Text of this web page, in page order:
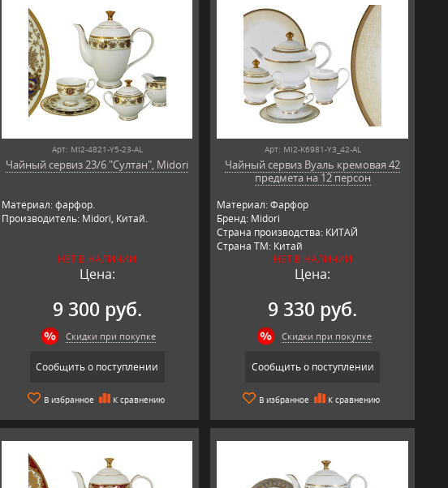
Арт: MI2-4821-Y5-23-AL
Чайный сервиз 23/6 "Султан", Midori
Материал: фарфор.
Производитель: Midori, Китай.
НЕТ В НАЛИЧИИ
Цена:
9 300 руб.
Скидки при покупке
Сообщить о поступлении
В избранное К сравнению
Арт: MI2-K6981-Y3_42-AL
Чайный сервиз Вуаль кремовая 42
предмета на 12 персон
Материал: Фарфор
Бренд: Midori
Страна производства: КИТАЙ
Страна ТМ: Китай
НЕТ В НАЛИЧИИ
Цена:
9 330 руб.
Скидки при покупке
Сообщить о поступлении
В избранное К сравнению